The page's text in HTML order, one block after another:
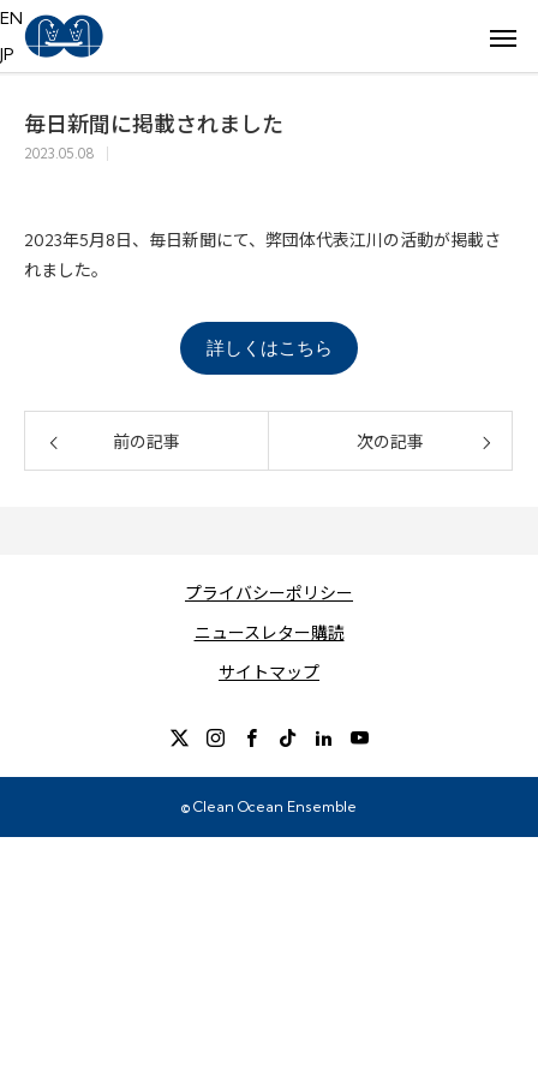
EN
JP
毎日新聞に掲載されました
2023.05.08
2023年5月8日、毎日新聞にて、弊団体代表江川の活動が掲載さ
れました。
詳しくはこちら
前の記事 次の記事
プライバシーポリシー
ニュースレター購読
サイトマップ
© Clean Ocean Ensemble